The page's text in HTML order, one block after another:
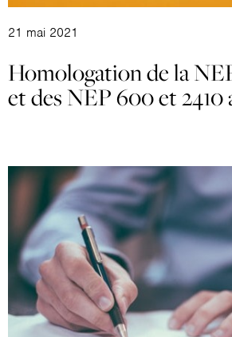
21 mai 2021
Homologation de la
et des NEP 600 et 2410